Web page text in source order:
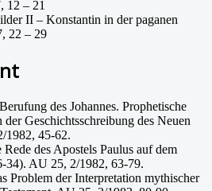
12 – 21
II – Konstantin in der paganen
22 – 29
des Johannes. Prophetische
Geschichtsschreibung des Neuen
1982, 45-62.
des Apostels Paulus auf dem
34). AU 25, 2/1982, 63-79.
Problem der Interpretation mythischer